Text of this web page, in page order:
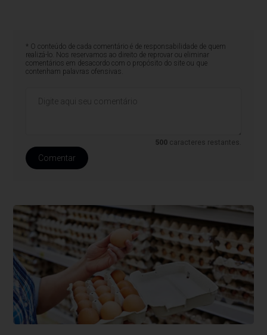
* O conteúdo de cada comentário é de responsabilidade de quem
realizá-lo. Nos reservamos ao direito de reprovar ou eliminar
comentários em desacordo com o propósito do site ou que
contenham palavras ofensivas.
500 caracteres restantes.
Comentar